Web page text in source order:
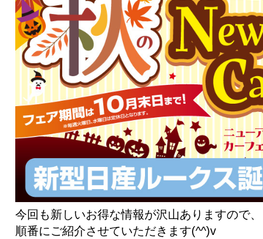
今回も新しいお得な情報が沢山ありますので、
順番にご紹介させていただきます(^^)v